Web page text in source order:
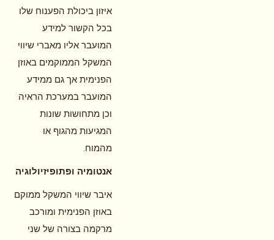
איזון ביכולת הפענוח שלו
בכל הקשור למידע
המועבר אליו מאברי שיווי
המשקל הממוקמים באוזן
הפנימית אך גם ממידע
המועבר במערכת הראיה
וכן מתחושות שונות
המגיעות מהגוף או
מהמוח.
אנטומיה ופתופיזיולוגיה
איבר שיווי המשקל ממוקם
באוזן הפנימית ומורכב
מרקמה בצורה של שני